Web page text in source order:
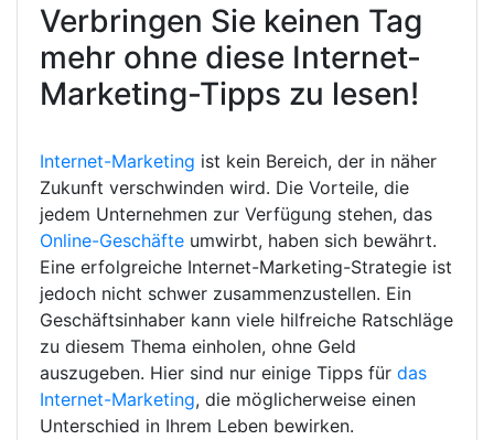
Verbringen Sie keinen Tag
mehr ohne diese Internet-
Marketing-Tipps zu lesen!
Internet-Marketing ist kein Bereich, der in näher
Zukunft verschwinden wird. Die Vorteile, die
jedem Unternehmen zur Verfügung stehen, das
Online-Geschäfte umwirbt, haben sich bewährt.
Eine erfolgreiche Internet-Marketing-Strategie ist
jedoch nicht schwer zusammenzustellen. Ein
Geschäftsinhaber kann viele hilfreiche Ratschläge
zu diesem Thema einholen, ohne Geld
auszugeben. Hier sind nur einige Tipps für das
Internet-Marketing, die möglicherweise einen
Unterschied in Ihrem Leben bewirken.